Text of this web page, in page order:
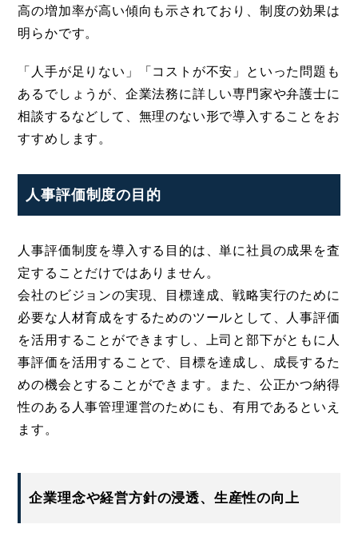
高の増加率が高い傾向も示されており、制度の効果は
明らかです。
「人手が足りない」「コストが不安」といった問題も
あるでしょうが、企業法務に詳しい専門家や弁護士に
相談するなどして、無理のない形で導入することをお
すすめします。
人事評価制度の目的
人事評価制度を導入する目的は、単に社員の成果を査
定することだけではありません。
会社のビジョンの実現、目標達成、戦略実行のために
必要な人材育成をするためのツールとして、人事評価
を活用することができますし、上司と部下がともに人
事評価を活用することで、目標を達成し、成長するた
めの機会とすることができます。また、公正かつ納得
性のある人事管理運営のためにも、有用であるといえ
ます。
企業理念や経営方針の浸透、生産性の向上